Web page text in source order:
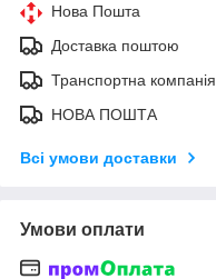
Нова Пошта
Доставка поштою
Транспортна компанія
НОВА ПОШТА
Всі умови доставки
Умови оплати